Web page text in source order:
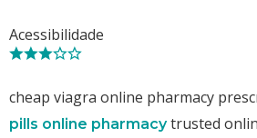
Acessibilidade
cheap viagra online pharmacy
pills online pharmacytrusted